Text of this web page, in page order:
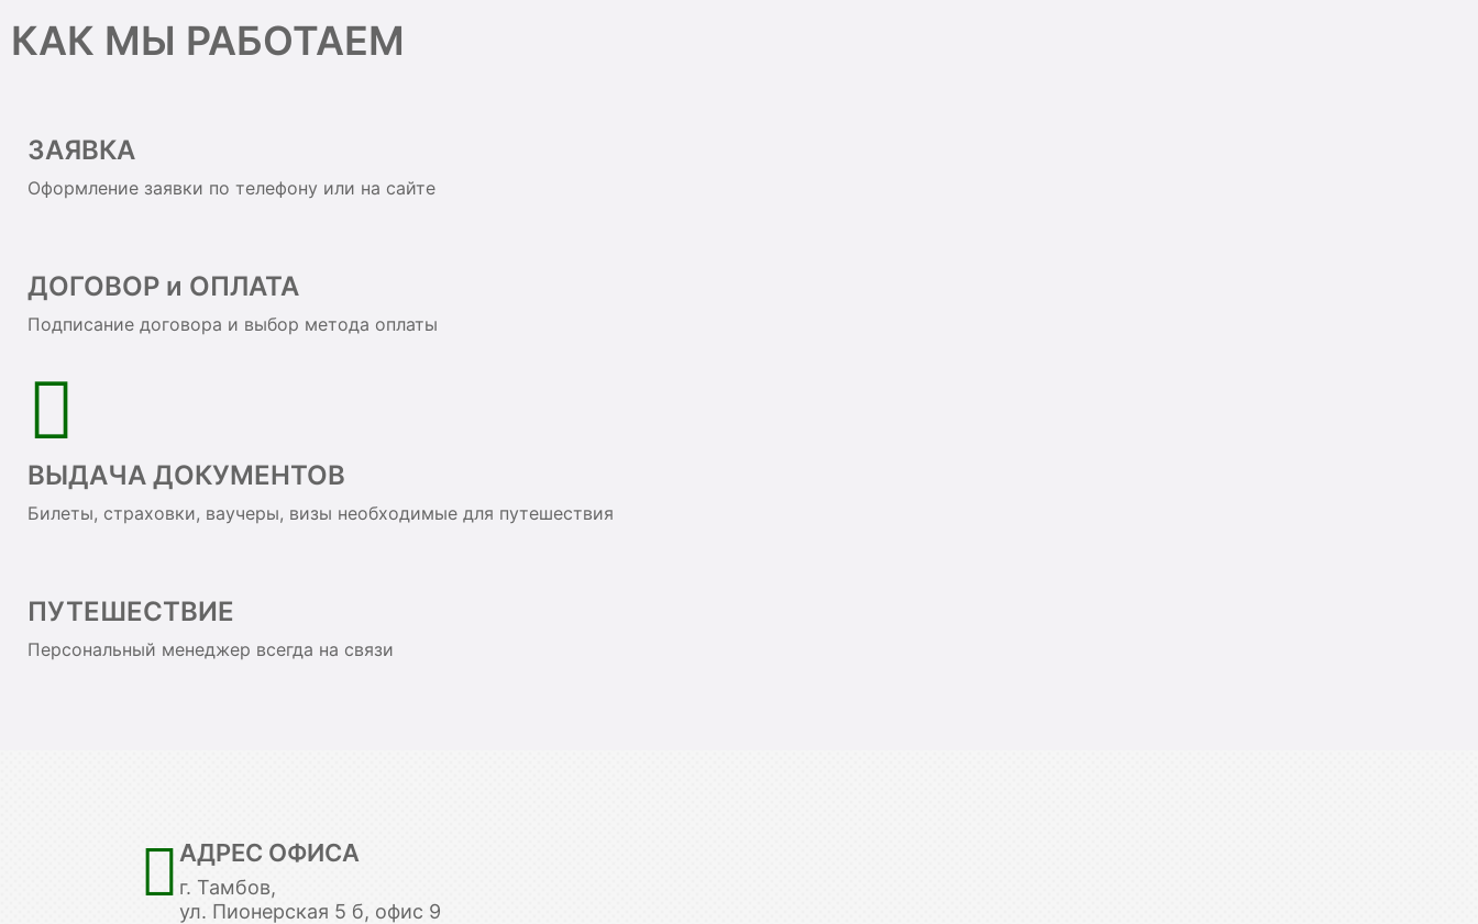
КАК МЫ РАБОТАЕМ
ЗАЯВКА
Оформление заявки по телефону или на сайте
ДОГОВОР и ОПЛАТА
Подписание договора и выбор метода оплаты
ВЫДАЧА ДОКУМЕНТОВ
Билеты, страховки, ваучеры, визы необходимые для путешествия
ПУТЕШЕСТВИЕ
Персональный менеджер всегда на связи
АДРЕС ОФИСА
г. Тамбов,
ул. Пионерская 5 б, офис 9